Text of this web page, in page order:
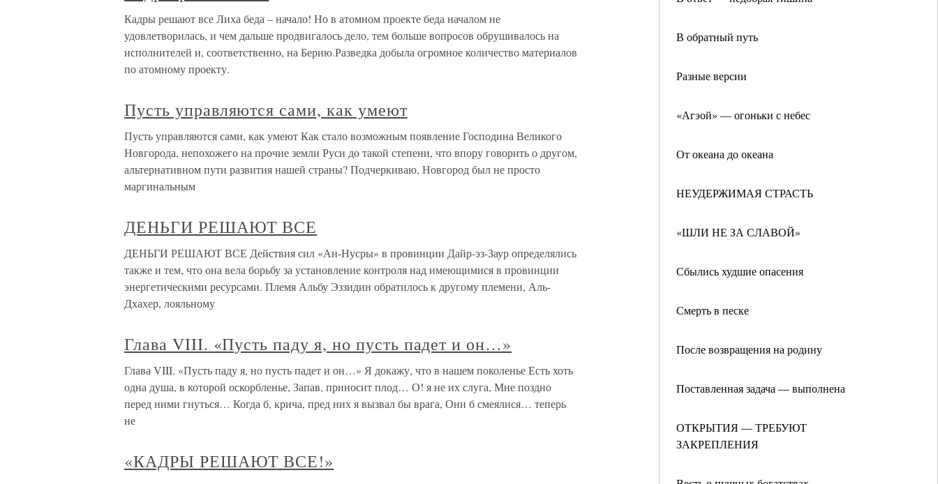
В обратный путь
Разные версии
«Агэой» — огоньки с небес
От океана до океана
НЕУДЕРЖИМАЯ СТРАСТЬ
«ШЛИ НЕ ЗА СЛАВОЙ»
Сбылись худшие опасения
Смерть в песке
После возвращения на родину
Поставленная задача — выполнена
ОТКРЫТИЯ — ТРЕБУЮТ
ЗАКРЕПЛЕНИЯ
Кадры решают все Лиха беда – начало! Но в атомном проекте беда началом не
удовлетворилась, и чем дальше продвигалось дело, тем больше вопросов обрушивалось на
исполнителей и, соответственно, на Берию.Разведка добыла огромное количество материалов
по атомному проекту.
Пусть управляются сами, как умеют
Пусть управляются сами, как умеют Как стало возможным появление Господина Великого
Новгорода, непохожего на прочие земли Руси до такой степени, что впору говорить о другом,
альтернативном пути развития нашей страны? Подчеркиваю, Новгород был не просто
маргинальным
ДЕНЬГИ РЕШАЮТ ВСЕ
ДЕНЬГИ РЕШАЮТ ВСЕ Действия сил «Ан-Нусры» в провинции Дайр-эз-Заур определялись
также и тем, что она вела борьбу за установление контроля над имеющимися в провинции
энергетическими ресурсами. Племя Альбу Эззидин обратилось к другому племени, Аль-
Дхахер, лояльному
Глава VIII. «Пусть паду я, но пусть падет и он…»
Глава VIII. «Пусть паду я, но пусть падет и он…» Я докажу, что в нашем поколенье Есть хоть
одна душа, в которой оскорбленье, Запав, приносит плод… О! я не их слуга, Мне поздно
перед ними гнуться… Когда б, крича, пред них я вызвал бы врага, Они б смеялися… теперь
не
«КАДРЫ РЕШАЮТ ВСЕ!»